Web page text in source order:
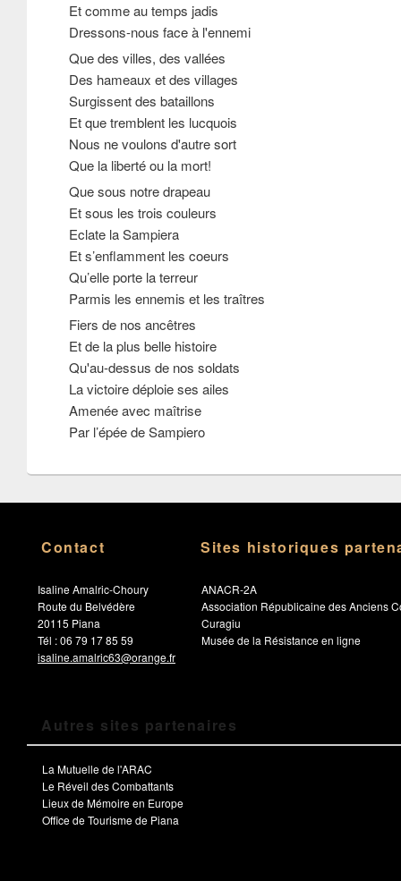
Et comme au temps jadis
Dressons-nous face à l'ennemi
Que des villes, des vallées
Des hameaux et des villages
Surgissent des bataillons
Et que tremblent les lucquois
Nous ne voulons d'autre sort
Que la liberté ou la mort!
Que sous notre drapeau
Et sous les trois couleurs
Eclate la Sampiera
Et s’enflamment les coeurs
Qu’elle porte la terreur
Parmis les ennemis et les traîtres
Fiers de nos ancêtres
Et de la plus belle histoire
Qu'au-dessus de nos soldats
La victoire déploie ses ailes
Amenée avec maîtrise
Par l’épée de Sampiero
Contact
Isaline Amalric-Choury
Route du Belvédère
20115 Piana
Tél : 06 79 17 85 59
isaline.amalric63@orange.fr
Sites historiques
ANACR-2A
Association Républicaine des Anciens
Curagiu
Musée de la Résistance en ligne
Autres sites partenaires
La Mutuelle de l'ARAC
Le Réveil des Combattants
Lieux de Mémoire en Europe
Office de Tourisme de Piana